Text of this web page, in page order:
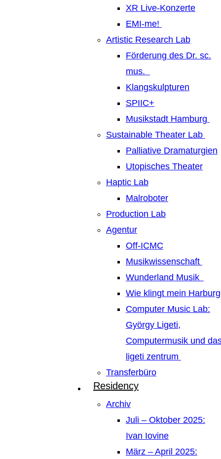
XR Live-Konzerte
EMI-me!
Artistic Research Lab
Förderung des Dr. sc.
mus.
Klangskulpturen
SPIIC+
Musikstadt Hamburg
Sustainable Theater Lab
Palliative Dramaturgien
Utopisches Theater
Haptic Lab
Malroboter
Production Lab
Agentur
Off-ICMC
Musikwissenschaft
Wunderland Musik
Wie klingt mein Harburg
Computer Music Lab:
György Ligeti,
Computermusik und
ligeti zentrum
Transferbüro
Residency
Archiv
Juli – Oktober 2025:
Ivan Iovine
März – April 2025: